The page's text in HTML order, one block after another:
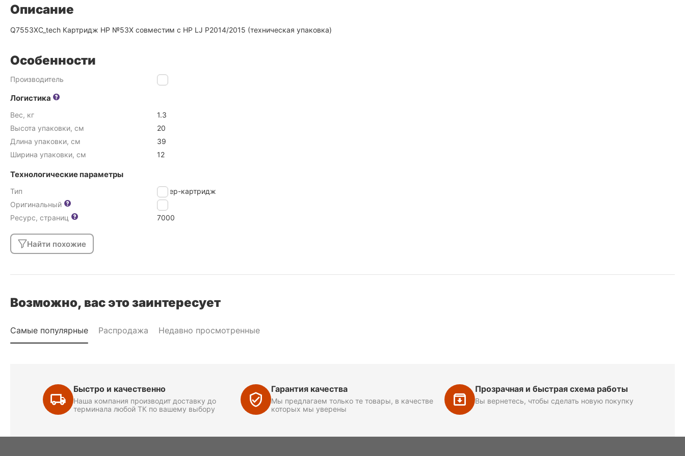
Описание
Q7553XC_tech Картридж HP №53X совместим с HP LJ P2014/2015 (техническая упаковка)
Особенности
Производитель HP
Логистика
Вес, кг
1.3
Высота упаковки, см
20
Длина упаковки, см
39
Ширина упаковки, см
12
Технологические параметры
Тип
Тонер-картридж
Оригинальный
Да
Ресурс, страниц
7000
Найти похожие
Возможно, вас это заинтересует
Самые популярные Распродажа Недавно просмотренные
Быстро и качественно
Наша компания производит доставку до
терминала любой ТК по вашему выбору
Гарантия качества
Мы предлагаем только те товары, в качестве
которых мы уверены
Прозрачная и быстрая схема работы
Вы вернетесь, чтобы сделать новую покупку